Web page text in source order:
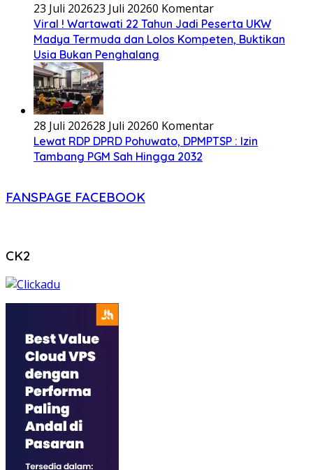
23 Juli 202623 Juli 20260 Komentar
Viral ! Wartawati 22 Tahun Jadi Peserta UKW
Madya Termuda dan Lolos Kompeten, Buktikan
Usia Bukan Penghalang
28 Juli 202628 Juli 20260 Komentar
Lewat RDP DPRD Pohuwato, DPMPTSP : Izin
Tambang PGM Sah Hingga 2032
FANSPAGE FACEBOOK
CK2